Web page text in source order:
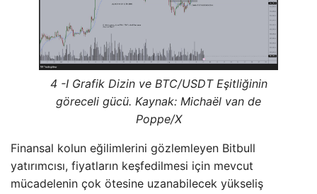
4 -I Grafik Dizin ve BTC/USDT Eşitliğinin
göreceli gücü. Kaynak: Michaël van de
Poppe/X
Finansal kolun eğilimlerini gözlemleyen Bitbull
yatırımcısı, fiyatların keşfedilmesi için mevcut
mücadelenin çok ötesine uzanabilecek yükseliş